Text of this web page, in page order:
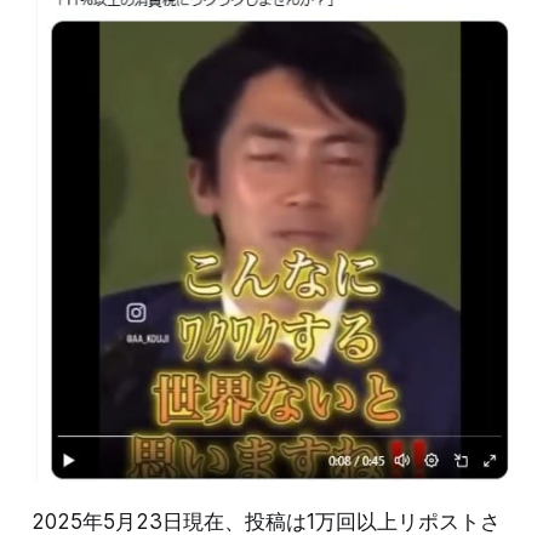
2025年5月23日現在、投稿は1万回以上リポストさ